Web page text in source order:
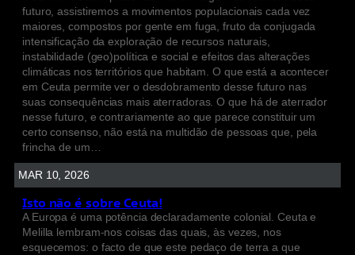
futuro, assistiremos a movimentos populacionais cada vez
maiores, compostos por gente em fuga, fruto da conjugada
intensificação da exploração de recursos naturais,
instabilidade (geo)política e social e efeitos das alterações
climáticas nos territórios que habitam. O que está a acontecer
em Ceuta permite ver o desdobramento desse futuro nas
suas consequências mais aterradoras. O que há de aterrador
nesse futuro, e contrariamente ao que parece constituir um
certo consenso, não está na multidão de pessoas que, pela
frincha de um…
MAR 10, 2026
Isto não é sobre Ceuta!
A Europa é uma potência declaradamente colonial. Ceuta e
Melilla lembram-nos coisas das quais, às vezes, nos
esquecemos: o facto de que este pedaço de terra a que